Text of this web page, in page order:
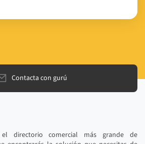
Contacta con gurú
el directorio comercial más grande de